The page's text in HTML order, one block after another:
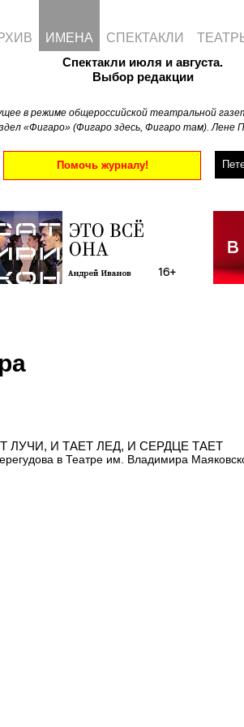
в режиме общероссийской театральной
«Фигаро» (Фигаро здесь, Фигаро там). Лене
Спектакли июля и августа.
Выбор редакции
Помочь журналу!
ИМЕНА СПЕКТАКЛИ
ЛУЧИ, И ТАЕТ ЛЕД, И СЕРДЦЕ ТАЕТ
в Театре им. Владимира